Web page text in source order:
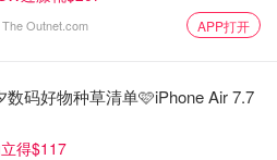
The Outnet.com APP打开
数码好物种草清单🩷iPhone Air 7.7
得$117